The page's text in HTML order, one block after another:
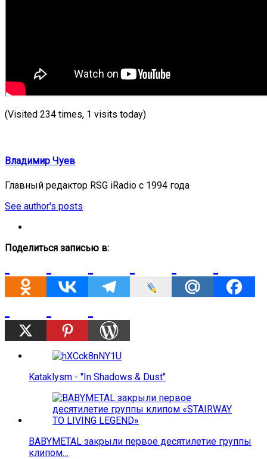
(Visited 234 times, 1 visits today)
Владимир Чуев
Главный редактор RSG iRadio с 1994 года
See author's posts
Поделиться записью в:
Kataklysm - "In Shadows & Dust"
BABYMETAL закрыли первое десятилетие группы
клипом…